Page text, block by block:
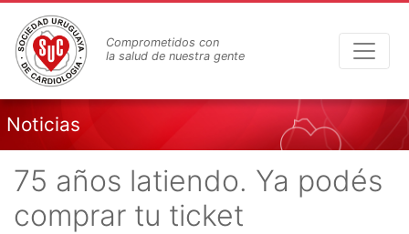
contenido
principal
Comprometidos con
la salud de nuestra gente
Noticias
75 años latiendo. Ya podés
comprar tu ticket